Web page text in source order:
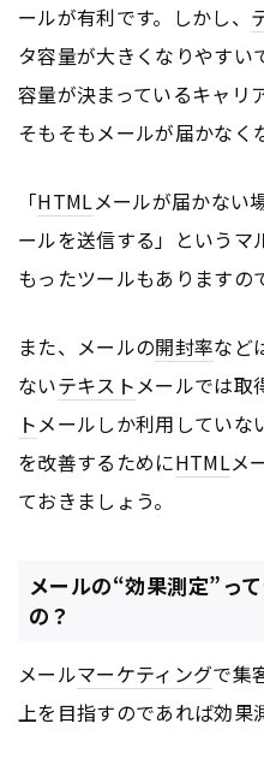
ールが有利です。しかし、
タ容量が大きくなりやすい
容量が決まっているキャリ
そもそもメールが届かなく
「HTMLメールが届かない
ールを送信する」というマ
もったツールもありますの
また、メールの開封率など
ないテキスト メールでは取
ト メールしか利用してい
を改善するためにHTMLメ
ておきましょう。
メールの“効果測定”っ
の？
メールマーケティングで集
上を目指すのであれば効果